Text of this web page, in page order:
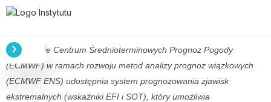
Europejskie Centrum Średnioterminowych Prognoz Pogody
(ECMWF) w ramach rozwoju metod analizy prognoz wiązkowych
(ECMWF ENS) udostępnia system prognozowania zjawisk
ekstremalnych (wskaźniki EFI i SOT), który umożliwia